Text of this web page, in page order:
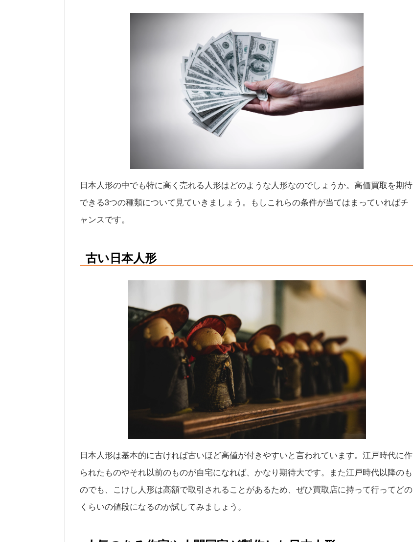
日本人形の中でも特に高く売れる人形はどのような人形なのでしょうか。高価買取を期待
できる3つの種類について見ていきましょう。もしこれらの条件が当てはまっていればチ
ャンスです。
古い日本人形
日本人形は基本的に古ければ古いほど高値が付きやすいと言われています。江戸時代に作
られたものやそれ以前のものが自宅になれば、かなり期待大です。また江戸時代以降のも
のでも、こけし人形は高額で取引されることがあるため、ぜひ買取店に持って行ってどの
くらいの値段になるのか試してみましょう。